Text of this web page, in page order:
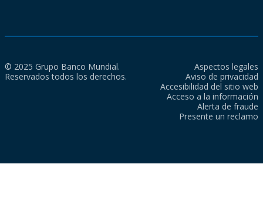
© 2025 Grupo Banco Mundial.
Reservados todos los derechos.
Aspectos legales
Aviso de privacidad
Accesibilidad del sitio web
Acceso a la información
Alerta de fraude
Presente un reclamo